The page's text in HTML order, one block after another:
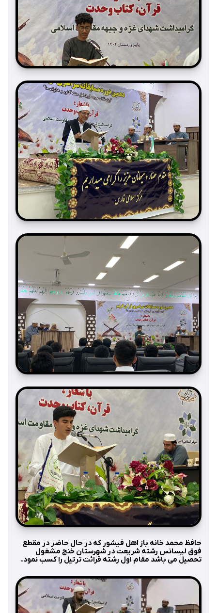
حافظ محمد خانه باز اهل فیشور که در حال حاضر در مقطع
فوق لیسانس رشته شریعت در شهرستان خنج مشغول
تحصیل می باشد مقام اول رشته قرائت ترتیل را کسب نمود.